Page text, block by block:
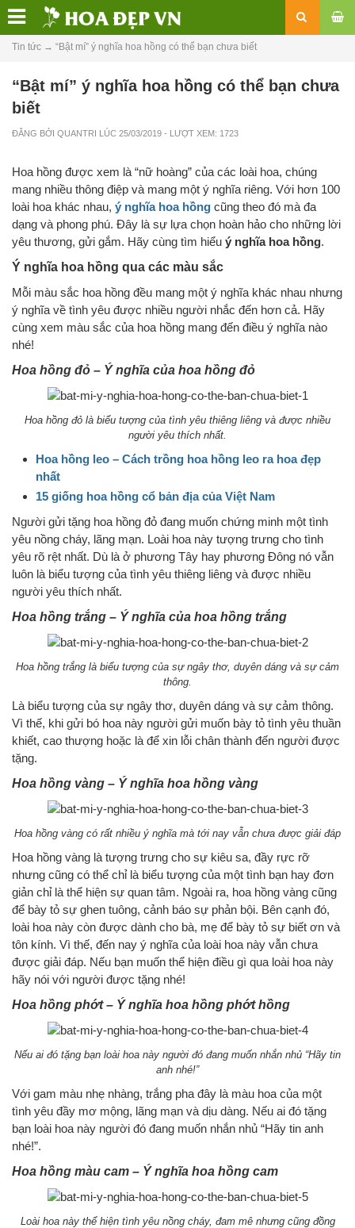
Tin tức → “Bật mí” ý nghĩa hoa hồng có thể bạn chưa biết
“Bật mí” ý nghĩa hoa hồng có thể bạn chưa
biết
ĐĂNG BỞI QUANTRI LÚC 25/03/2019 - LƯỢT XEM: 1723
Hoa hồng được xem là “nữ hoàng” của các loài hoa, chúng
mang nhiều thông điệp và mang một ý nghĩa riêng. Với hơn 100
loài hoa khác nhau, ý nghĩa hoa hồng cũng theo đó mà đa
dạng và phong phú. Đây là sự lựa chọn hoàn hảo cho những lời
yêu thương, gửi gắm. Hãy cùng tìm hiểu ý nghĩa hoa hồng.
Ý nghĩa hoa hồng qua các màu sắc
Mỗi màu sắc hoa hồng đều mang một ý nghĩa khác nhau nhưng
ý nghĩa về tình yêu được nhiều người nhắc đến hơn cả. Hãy
cùng xem màu sắc của hoa hồng mang đến điều ý nghĩa nào
nhé!
Hoa hồng đỏ – Ý nghĩa của hoa hồng đỏ
Hoa hồng đỏ là biểu tượng của tình yêu thiêng liêng và được nhiều
người yêu thích nhất.
Hoa hồng leo – Cách trồng hoa hồng leo ra hoa đẹp
nhất
15 giống hoa hồng cổ bản địa của Việt Nam
Người gửi tặng hoa hồng đỏ đang muốn chứng minh một tình
yêu nồng cháy, lãng mạn. Loài hoa này tượng trưng cho tình
yêu rõ rệt nhất. Dù là ở phương Tây hay phương Đông nó vẫn
luôn là biểu tượng của tình yêu thiêng liêng và được nhiều
người yêu thích nhất.
Hoa hồng trắng – Ý nghĩa của hoa hồng trắng
Hoa hồng trắng là biểu tượng của sự ngây thơ, duyên dáng và sự cảm
thông.
Là biểu tượng của sự ngây thơ, duyên dáng và sự cảm thông.
Vì thế, khi gửi bó hoa này người gửi muốn bày tỏ tình yêu thuần
khiết, cao thượng hoặc là để xin lỗi chân thành đến người được
tặng.
Hoa hồng vàng – Ý nghĩa hoa hồng vàng
Hoa hồng vàng có rất nhiều ý nghĩa mà tới nay vẫn chưa được giải đáp
Hoa hồng vàng là tượng trưng cho sự kiêu sa, đầy rực rỡ
nhưng cũng có thể chỉ là biểu tượng của một tình bạn hay đơn
giản chỉ là thể hiện sự quan tâm. Ngoài ra, hoa hồng vàng cũng
để bày tỏ sự ghen tuông, cảnh báo sự phản bội. Bên cạnh đó,
loài hoa này còn được dành cho bà, mẹ để bày tỏ sự biết ơn và
tôn kính. Vì thế, đến nay ý nghĩa của loài hoa này vẫn chưa
được giải đáp. Nếu bạn muốn thể hiện điều gì qua loài hoa này
hãy nói với người được tặng nhé!
Hoa hồng phớt – Ý nghĩa hoa hồng phớt hồng
Nếu ai đó tặng bạn loài hoa này người đó đang muốn nhắn nhủ “Hãy tin
anh nhé!”
Với gam màu nhẹ nhàng, trắng pha đây là màu hoa của một
tình yêu đầy mơ mộng, lãng mạn và dịu dàng. Nếu ai đó tặng
bạn loài hoa này người đó đang muốn nhắn nhủ “Hãy tin anh
nhé!”.
Hoa hồng màu cam – Ý nghĩa hoa hồng cam
Loài hoa này thể hiện tình yêu nồng cháy, đam mê nhưng cũng đồng